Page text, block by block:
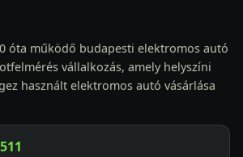
óta működő budapesti elektromos autó
vállalkozás, amely helyszíni
használt elektromos autó vásárlása